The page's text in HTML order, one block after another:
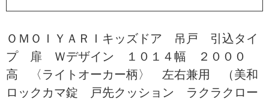
ＯＭＯＩＹＡＲＩキッズドア 吊戸 引込タイ
プ 扉 Ｗデザイン １０１４幅 ２０００
高 〈ライトオーカー柄〉 左右兼用 （美和
ロックカマ錠 戸先クッション ラクラクロー